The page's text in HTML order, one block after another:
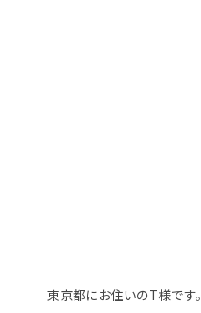
東京都にお住いのT様です。